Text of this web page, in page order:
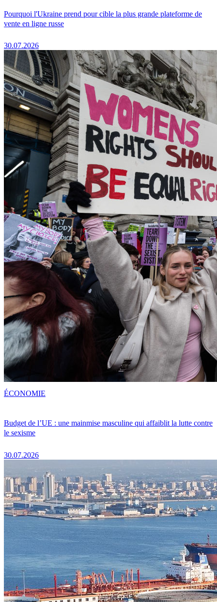
Pourquoi l'Ukraine prend pour cible la plus grande plateforme de
vente en ligne russe
30.07.2026
Budget de l’UE : une mainmise masculine qui affaiblit la lutte contre
le sexisme
30.07.2026
ÉCONOMIE